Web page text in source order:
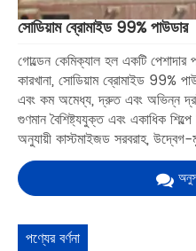
সোডিয়াম ব্রোমাইড 99% পাউডার
গোল্ডেন কেমিক্যাল হল একটি পেশাদার
কারখানা, সোডিয়াম ব্রোমাইড 99%
এবং কম অমেধ্য, দ্রুত এবং অভিন্ন
গুণমান বৈশিষ্ট্যযুক্ত এবং একাধিক
অনুযায়ী কাস্টমাইজড সরবরাহ,
পণ্যের বর্ণনা